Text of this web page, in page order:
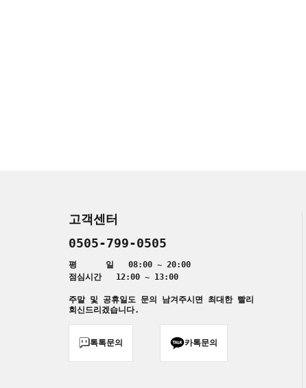
고객센터
0505-799-0505
평 일 08:00 ~ 20:00
점심시간 12:00 ~ 13:00
주말 및 공휴일도 문의 남겨주시면 최대한 빨리
회신드리겠습니다.
톡톡문의 카톡문의